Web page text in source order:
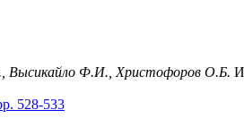
Высикайло Ф.И., Христофоров О.Б.
528-533